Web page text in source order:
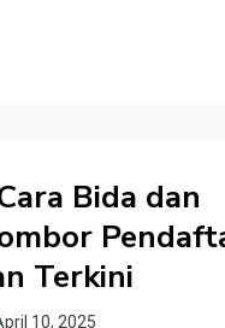
Bida dan
Terkini
10, 2025